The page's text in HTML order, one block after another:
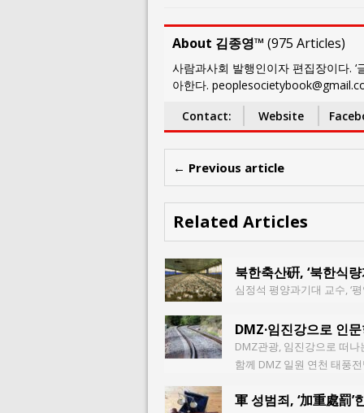
About 김종영™ (975 Articles)
사람과사회 발행인이자 편집장이다.
아한다.
Contact:
Website
← Previous article
Related Articles
북한축산硏, ‘북한식
심정석 평양과기대 교수, ‘
DMZ·임진강으로 인
DMZ관광, 임진강으로 떠
함께 DMZ 일원 연천 태풍
軍 성범죄, ‘加重處罰’